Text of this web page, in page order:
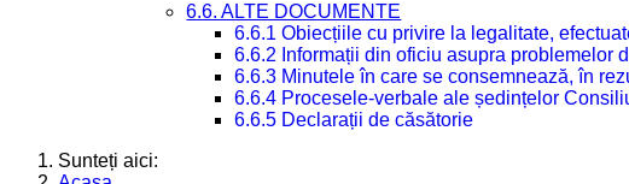
6.6. ALTE DOCUMENTE
6.6.1 Obiecțiile cu privire la legalitate,
6.6.2 Informații din oficiu asupra problemelor
6.6.3 Minutele în care se consemnează, în
6.6.4 Procesele-verbale ale ședințelor
6.6.5 Declarații de căsătorie
Sunteți aici: